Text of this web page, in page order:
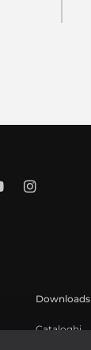
Downloads
Cataloghi